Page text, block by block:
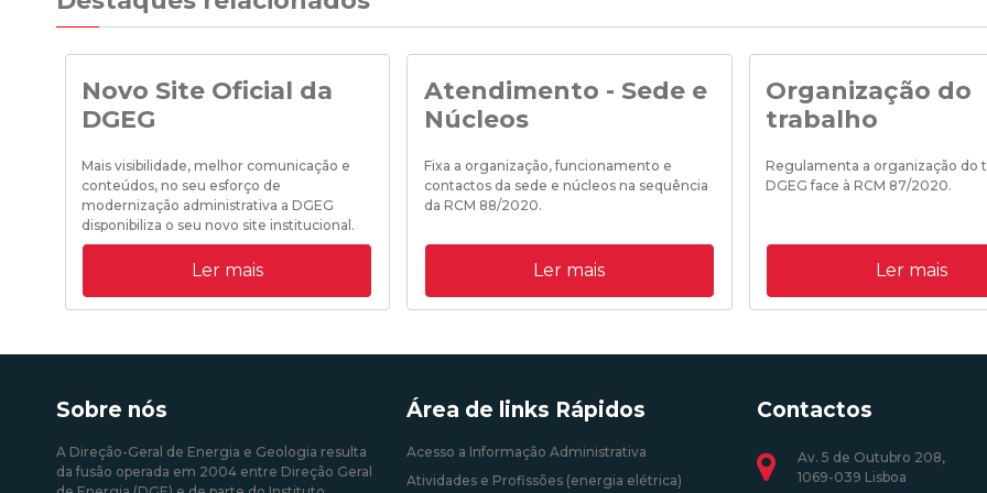
Novo Site Oficial da
DGEG
Mais visibilidade, melhor comunicação e
conteúdos, no seu esforço de
modernização administrativa a DGEG
disponibiliza o seu novo site institucional.
31/08/2020 09:00:00
Ler mais
Atendimento - Sede e
Núcleos
Fixa a organização, funcionamento e
contactos da sede e núcleos na sequência
da RCM 88/2020.
Ler mais
Organização do
trabalho
Regulamenta a organização do
DGEG face à RCM 87/2020.
19/10/2020 18:35:00Ler mais
Sobre nós
A Direção-Geral de Energia e Geologia resulta
da fusão operada em 2004 entre Direção Geral
Área de links Rápidos
Acesso a Informação Administrativa
Atividades e Profissões (energia elétrica)
Contactos
Av. 5 de Outubro 208,
1069-039 Lisboa